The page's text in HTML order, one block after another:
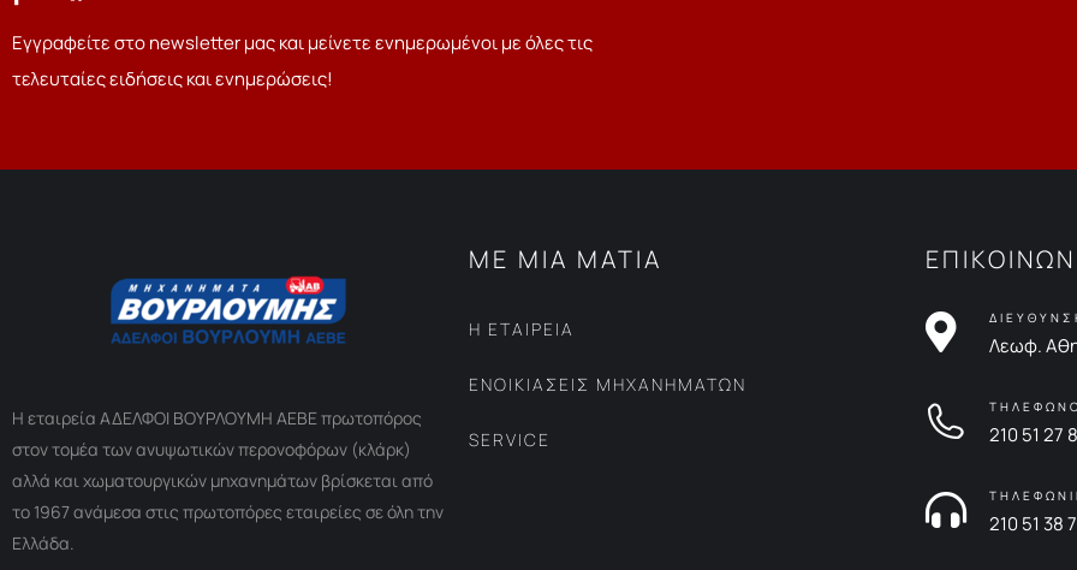
Εγγραφείτε στο newsletter μας και μείνετε ενημερωμένοι με όλες τις
τελευταίες ειδήσεις και ενημερώσεις!
Η εταιρεία ΑΔΕΛΦΟΙ ΒΟΥΡΛΟΥΜΗ ΑΕΒΕ πρωτοπόρος
στον τομέα των ανυψωτικών περονοφόρων (κλάρκ)
αλλά και χωματουργικών μηχανημάτων βρίσκεται από
το 1967 ανάμεσα στις πρωτοπόρες εταιρείες σε όλη την
Ελλάδα.
ΜΕ ΜΙΑ ΜΑΤΙΑ
Η ΕΤΑΙΡΕΙΑ
ΕΝΟΙΚΙΑΣΕΙΣ ΜΗΧΑΝΗΜΑΤΩΝ
SERVICE
Λεωφ.
210 51 27
210 51 38